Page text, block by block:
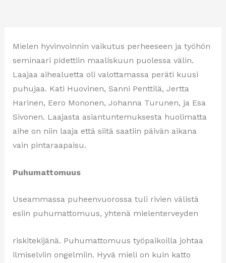
Mielen hyvinvoinnin vaikutus perheeseen ja työhön
seminaari pidettiin maaliskuun puolessa välin.
Laajaa aihealuetta oli valottamassa peräti kuusi
puhujaa. Kati Huovinen, Sanni Penttilä, Jertta
Harinen, Eero Mononen, Johanna Turunen, ja Esa
Sivonen. Laajasta asiantuntemuksesta huolimatta
aihe on niin laaja että siitä saatiin päivän aikana
vain pintaraapaisu.
Puhumattomuus
Useammassa puheenvuorossa tuli rivien välistä
esiin puhumattomuus, yhtenä mielenterveyden
riskitekijänä. Puhumattomuus työpaikoilla johtaa
ilmiselviin ongelmiin. Hyvä mieli on kuin katto